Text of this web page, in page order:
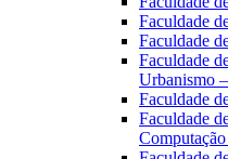
Faculdade
Faculdade
Faculdade
Urbanismo
Faculdade
Faculdade